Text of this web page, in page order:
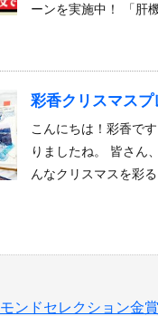
ーンを実施中！ 「肝
彩香クリスマス
こんにちは！彩香で
りましたね。 皆さん
んなクリスマスを彩
モンドセレクション金